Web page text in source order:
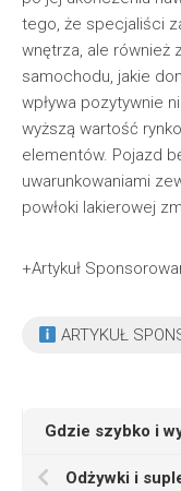
tego, że specjaliści
wnętrza, ale również
samochodu, jakie
wpływa pozytywnie
wyższą wartość
elementów. Pojazd
uwarunkowaniami
powłoki lakierowej
+Artykuł
ARTYKUŁ